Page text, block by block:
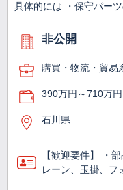
具体的には ・保守パー
非公開
購買・物流・貿易
390万円～710万円
石川県
【歓迎要件】 ・
レーン、玉掛、